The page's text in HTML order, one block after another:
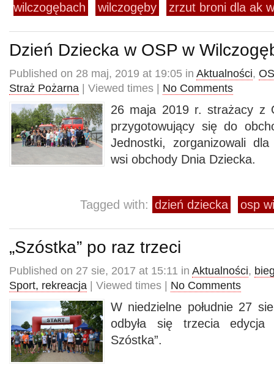
wilczogębach wilczogęby zrzut broni dla ak
Dzień Dziecka w OSP w
Published on 28 maj, 2019 at 19:05 in Aktualności,
Straż Pożarna | Viewed times | No Comments
26 maja 2019 r. strażacy z
przygotowujący się do
Jednostki, zorganizowali
wsi obchody Dnia Dziecka.
Tagged with: dzień dziecka osp
„Szóstka” po raz trzeci
Published on 27 sie, 2017 at 15:11 in Aktualności,
Sport, rekreacja | Viewed times | No Comments
W niedzielne południe 27
odbyła się trzecia edycja
Szóstka”.